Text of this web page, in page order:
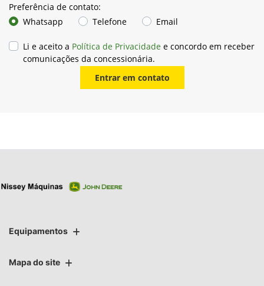
Preferência de contato:
Whatsapp
Telefone Email
Li e aceito a Política de Privacidade e concordo em receber
comunicações da concessionária.
Entrar em contato
Equipamentos
Mapa do site